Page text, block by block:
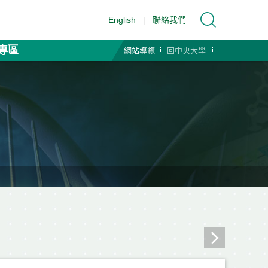
English | 聯絡我們
區 網站導覽 回中央大學